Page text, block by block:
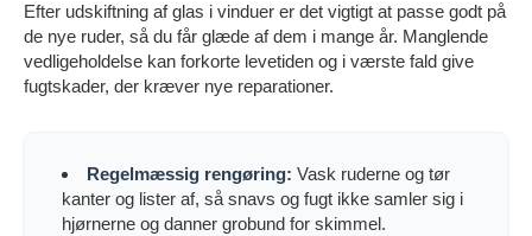
Efter udskiftning af glas i vinduer er det vigtigt at passe godt på
de nye ruder, så du får glæde af dem i mange år. Manglende
vedligeholdelse kan forkorte levetiden og i værste fald give
fugtskader, der kræver nye reparationer.
Regelmæssig rengøring: Vask ruderne og tør
kanter og lister af, så snavs og fugt ikke samler sig i
hjørnerne og danner grobund for skimmel.